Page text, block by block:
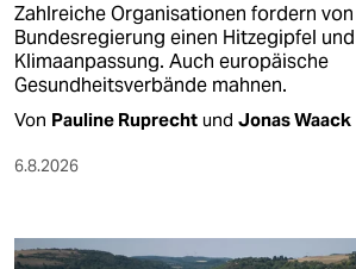
Zahlreiche Organisationen fordern
Bundesregierung einen Hitzegipfel
Klimaanpassung. Auch europäische
Gesundheitsverbände mahnen.
Von Pauline Ruprecht und Jonas Waack
6.8.2026